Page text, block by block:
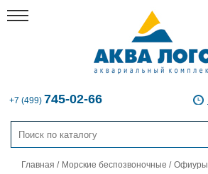
+7 (499) 745-02-66
Главная / Морские беспозвоночные / Офиуры